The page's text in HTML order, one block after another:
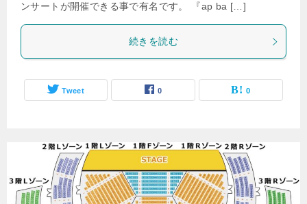
ンサートが開催できる事で有名です。 『ap ba […]
続きを読む
Tweet 0 0